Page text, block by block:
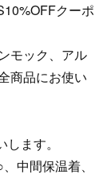
クーポ
モック、アル
商品にお使い
ます。
中間保温着、